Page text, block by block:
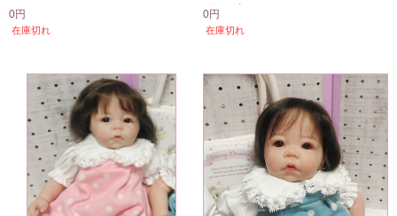
0円
在庫切れ
(予約済み）
0円
在庫切れ